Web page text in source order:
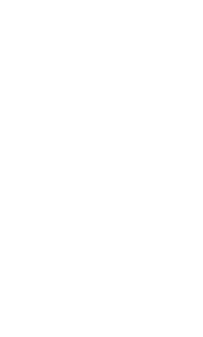
online 24 jam